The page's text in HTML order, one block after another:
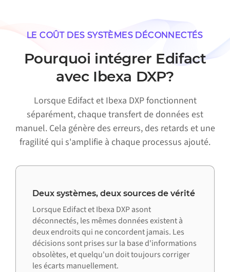
LE COÛT DES SYSTÈMES DÉCONNECTÉS
Pourquoi intégrer Edifact
avec Ibexa DXP?
Lorsque Edifact et Ibexa DXP fonctionnent
séparément, chaque transfert de données est
manuel. Cela génère des erreurs, des retards et une
fragilité qui s'amplifie à chaque processus ajouté.
Deux systèmes, deux sources de vérité
Lorsque Edifact et Ibexa DXP asont
déconnectés, les mêmes données existent à
deux endroits qui ne concordent jamais. Les
décisions sont prises sur la base d'informations
obsolètes, et quelqu'un doit toujours corriger
les écarts manuellement.